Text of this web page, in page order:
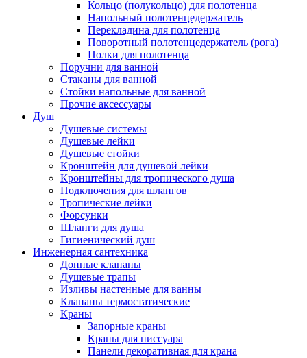
Кольцо (полукольцо) для полотенца
Напольный полотенцедержатель
Перекладина для полотенца
Поворотный полотенцедержатель (рога)
Полки для полотенца
Поручни для ванной
Стаканы для ванной
Стойки напольные для ванной
Прочие аксессуары
Душ
Душевые системы
Душевые лейки
Душевые стойки
Кронштейн для душевой лейки
Кронштейны для тропического душа
Подключения для шлангов
Тропические лейки
Форсунки
Шланги для душа
Гигиенический душ
Инженерная сантехника
Донные клапаны
Душевые трапы
Изливы настенные для ванны
Клапаны термостатические
Краны
Запорные краны
Краны для писсуара
Панели декоративная для крана